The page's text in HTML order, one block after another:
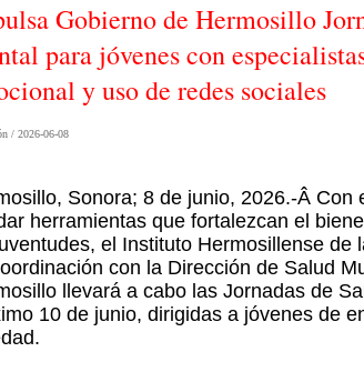
Gobierno de Hermosillo
para jóvenes con
y uso de redes sociales
/ 2026-06-08
Sonora; 8 de junio, 2026.-Â Con
herramientas que fortalezcan el
el Instituto Hermosillense de
con la Dirección de Salud
llevará a cabo las Jornadas de
10 de junio, dirigidas a jóvenes de